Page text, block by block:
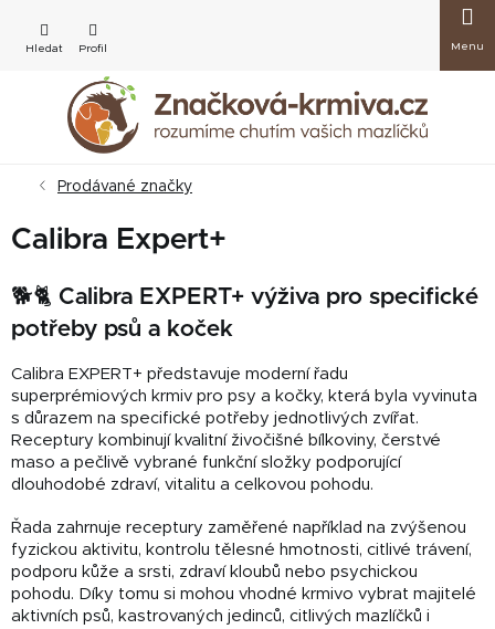
obsah
košík
Prodávané značky
Calibra Expert+
🐕🐈 Calibra EXPERT+ výživa pro specifické
potřeby psů a koček
Calibra EXPERT+ představuje moderní řadu
superprémiových krmiv pro psy a kočky, která byla vyvinuta
s důrazem na specifické potřeby jednotlivých zvířat.
Receptury kombinují kvalitní živočišné bílkoviny, čerstvé
maso a pečlivě vybrané funkční složky podporující
dlouhodobé zdraví, vitalitu a celkovou pohodu.
Řada zahrnuje receptury zaměřené například na zvýšenou
fyzickou aktivitu, kontrolu tělesné hmotnosti, citlivé trávení,
podporu kůže a srsti, zdraví kloubů nebo psychickou
pohodu. Díky tomu si mohou vhodné krmivo vybrat majitelé
aktivních psů, kastrovaných jedinců, citlivých mazlíčků i